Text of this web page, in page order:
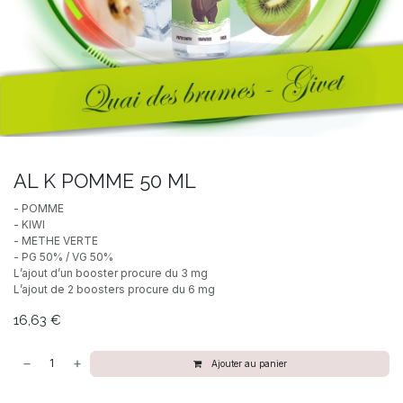
AL K POMME 50 ML
- POMME
- KIWI
- METHE VERTE
- PG 50% / VG 50%
L’ajout d’un booster procure du 3 mg
L’ajout de 2 boosters procure du 6 mg
16,63 €
Ajouter au panier